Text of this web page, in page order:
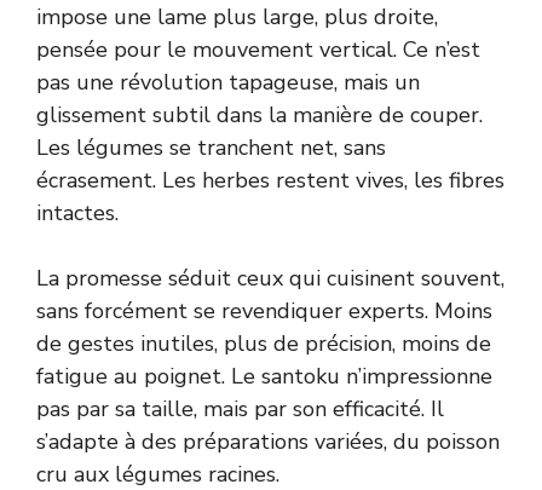
impose une lame plus large, plus droite,
pensée pour le mouvement vertical. Ce n’est
pas une révolution tapageuse, mais un
glissement subtil dans la manière de couper.
Les légumes se tranchent net, sans
écrasement. Les herbes restent vives, les fibres
intactes.
La promesse séduit ceux qui cuisinent souvent,
sans forcément se revendiquer experts. Moins
de gestes inutiles, plus de précision, moins de
fatigue au poignet. Le santoku n’impressionne
pas par sa taille, mais par son efficacité. Il
s’adapte à des préparations variées, du poisson
cru aux légumes racines.